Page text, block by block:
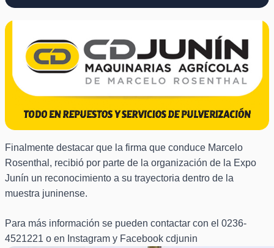
Finalmente destacar que la firma que conduce Marcelo
Rosenthal, recibió por parte de la organización de la Expo
Junín un reconocimiento a su trayectoria dentro de la
muestra juninense.
Para más información se pueden contactar con el 0236-
4521221 o en Instagram y Facebook cdjunin